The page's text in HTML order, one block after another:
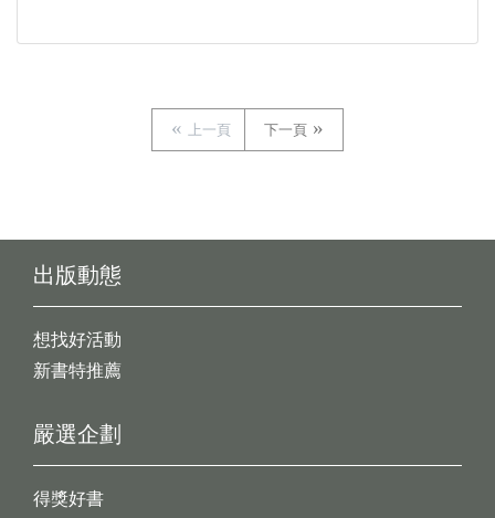
上一頁 下一頁
出版動態
想找好活動
新書特推薦
嚴選企劃
得獎好書